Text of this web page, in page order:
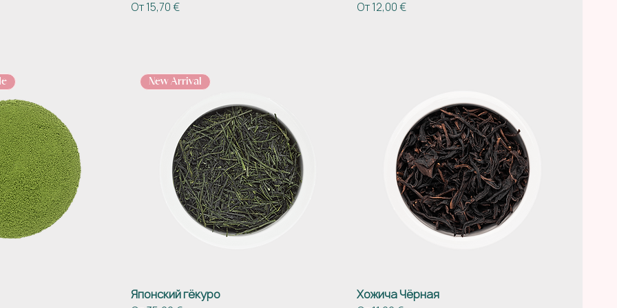
От15,70 €
Цена со скидкой От12,00 €
Цена со скидкой
New Arrival
Японский гёкуро Хожича Чёрная